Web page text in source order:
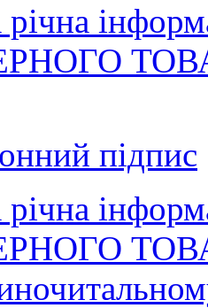
річна
підпис
річна